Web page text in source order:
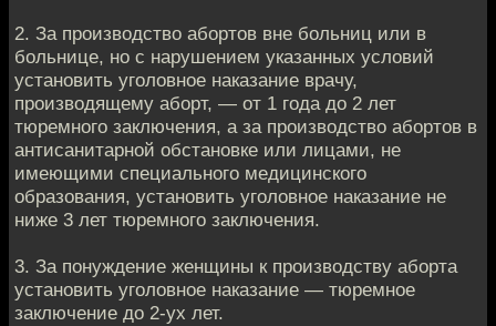
2. За производство абортов вне больниц или в
больнице, но с нарушением указанных условий
установить уголовное наказание врачу,
производящему аборт, — от 1 года до 2 лет
тюремного заключения, а за производство абортов в
антисанитарной обстановке или лицами, не
имеющими специального медицинского
образования, установить уголовное наказание не
ниже 3 лет тюремного заключения.
3. За понуждение женщины к производству аборта
установить уголовное наказание — тюремное
заключение до 2-ух лет.